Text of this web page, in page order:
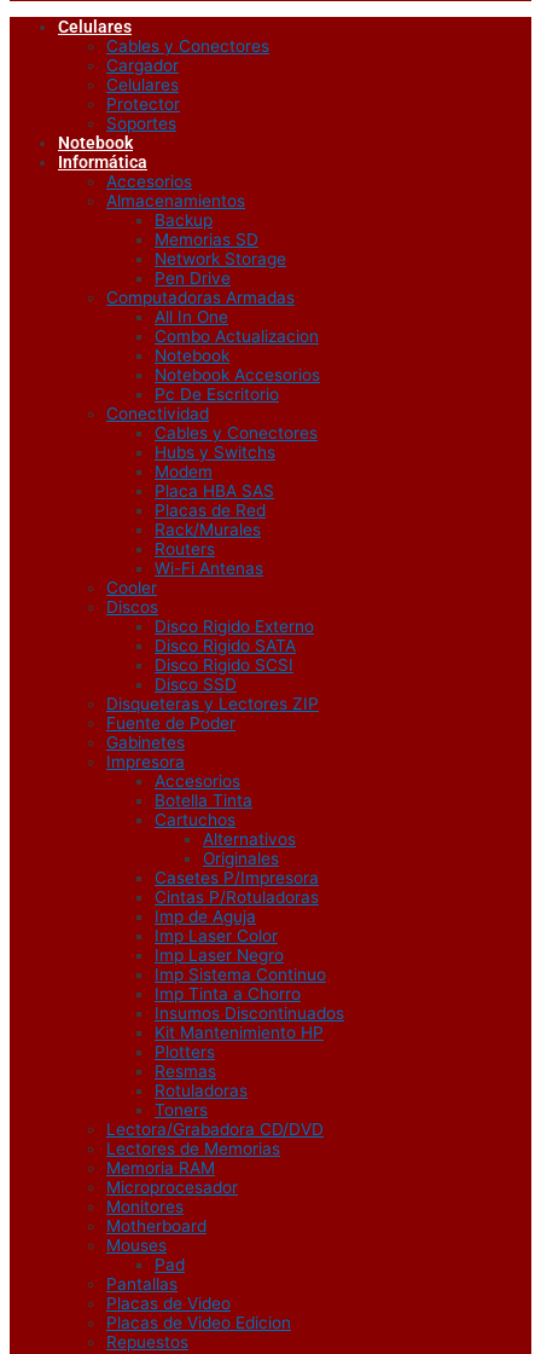
Celulares
Cables y Conectores
Cargador
Celulares
Protector
Soportes
Notebook
Informática
Accesorios
Almacenamientos
Backup
Memorias SD
Network Storage
Pen Drive
Computadoras Armadas
All In One
Combo Actualizacion
Notebook
Notebook Accesorios
Pc De Escritorio
Conectividad
Cables y Conectores
Hubs y Switchs
Modem
Placa HBA SAS
Placas de Red
Rack/Murales
Routers
Wi-Fi Antenas
Cooler
Discos
Disco Rigido Externo
Disco Rigido SATA
Disco Rigido SCSI
Disco SSD
Disqueteras y Lectores ZIP
Fuente de Poder
Gabinetes
Impresora
Accesorios
Botella Tinta
Cartuchos
Alternativos
Originales
Casetes P/Impresora
Cintas P/Rotuladoras
Imp de Aguja
Imp Laser Color
Imp Laser Negro
Imp Sistema Continuo
Imp Tinta a Chorro
Insumos Discontinuados
Kit Mantenimiento HP
Plotters
Resmas
Rotuladoras
Toners
Lectora/Grabadora CD/DVD
Lectores de Memorias
Memoria RAM
Microprocesador
Monitores
Motherboard
Mouses
Pad
Pantallas
Placas de Video
Placas de Video Edicion
Repuestos